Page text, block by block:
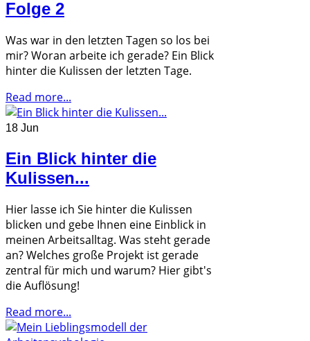
Folge 2
Was war in den letzten Tagen so los bei
mir? Woran arbeite ich gerade? Ein Blick
hinter die Kulissen der letzten Tage.
Read more...
18 Jun
Ein Blick hinter die
Kulissen...
Hier lasse ich Sie hinter die Kulissen
blicken und gebe Ihnen eine Einblick in
meinen Arbeitsalltag. Was steht gerade
an? Welches große Projekt ist gerade
zentral für mich und warum? Hier gibt's
die Auflösung!
Read more...